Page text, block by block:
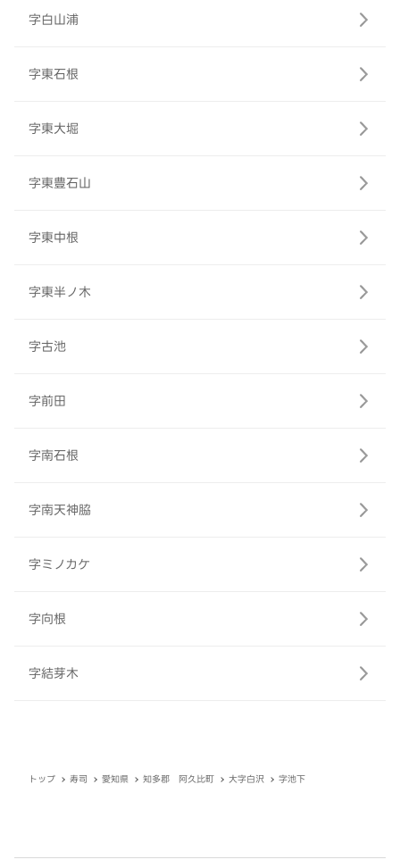
字白山浦
字東石根
字東大堀
字東豊石山
字東中根
字東半ノ木
字古池
字前田
字南石根
字南天神脇
字ミノカケ
字向根
字結芽木
トップ 寿司 愛知県 知多郡 阿久比町 大字白沢 字池下